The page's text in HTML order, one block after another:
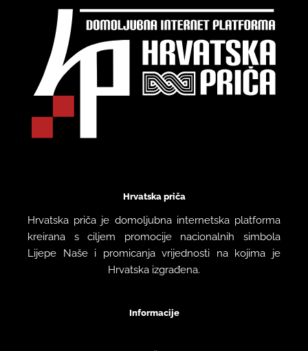
Hrvatska priča
Hrvatska priča je domoljubna internetska platforma
kreirana s ciljem promocije nacionalnih simbola
Lijepe Naše i promicanja vrijednosti na kojima je
Hrvatska izgrađena.
Informacije